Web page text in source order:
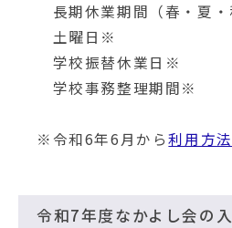
長期休業期間（春・夏・
土曜日※
学校振替休業日※
学校事務整理期間※
※令和6年6月から利用方
令和7年度なかよし会の